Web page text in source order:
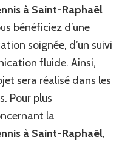
à Saint-Raphaël
bénéficiez d’une
soignée, d’un suivi
fluide. Ainsi,
sera réalisé dans les
Pour plus
la
à Saint-Raphaël,